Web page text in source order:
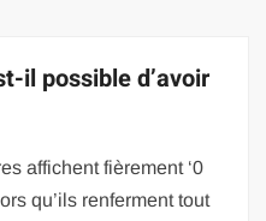
il possible d’avoir
affichent fièrement ‘0
qu’ils renferment tout